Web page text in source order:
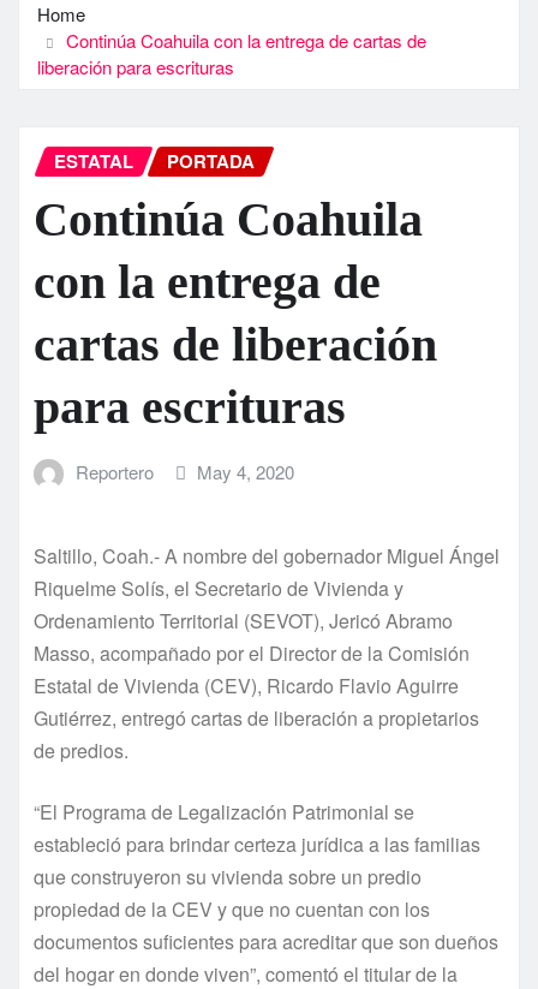
Home
Continúa Coahuila con la entrega de cartas de
liberación para escrituras
ESTATAL PORTADA
Continúa Coahuila
con la entrega de
cartas de liberación
para escrituras
Reportero May 4, 2020
Saltillo, Coah.- A nombre del gobernador Miguel Ángel
Riquelme Solís, el Secretario de Vivienda y
Ordenamiento Territorial (SEVOT), Jericó Abramo
Masso, acompañado por el Director de la Comisión
Estatal de Vivienda (CEV), Ricardo Flavio Aguirre
Gutiérrez, entregó cartas de liberación a propietarios
de predios.
“El Programa de Legalización Patrimonial se
estableció para brindar certeza jurídica a las familias
que construyeron su vivienda sobre un predio
propiedad de la CEV y que no cuentan con los
documentos suficientes para acreditar que son dueños
del hogar en donde viven”, comentó el titular de la